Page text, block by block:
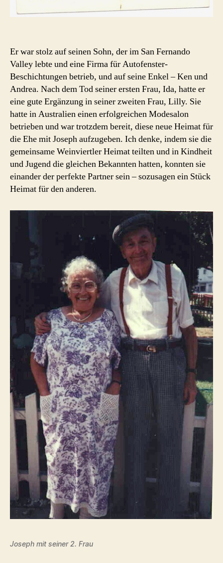
Er war stolz auf seinen Sohn, der im San Fernando
Valley lebte und eine Firma für Autofenster-
Beschichtungen betrieb, und auf seine Enkel – Ken und
Andrea. Nach dem Tod seiner ersten Frau, Ida, hatte er
eine gute Ergänzung in seiner zweiten Frau, Lilly. Sie
hatte in Australien einen erfolgreichen Modesalon
betrieben und war trotzdem bereit, diese neue Heimat für
die Ehe mit Joseph aufzugeben. Ich denke, indem sie die
gemeinsame Weinviertler Heimat teilten und in Kindheit
und Jugend die gleichen Bekannten hatten, konnten sie
einander der perfekte Partner sein – sozusagen ein Stück
Heimat für den anderen.
Joseph mit seiner 2. Frau